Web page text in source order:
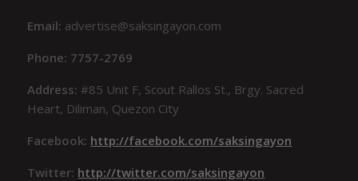
Email: advertise@saksingayon.com
Phone: 7757-2769
Address:#85 Unit F, Scout Rallos St., Brgy. Sacred
Heart, Diliman, Quezon City
Facebook: http://facebook.com/saksingayon
Twitter: http://twitter.com/saksingayon